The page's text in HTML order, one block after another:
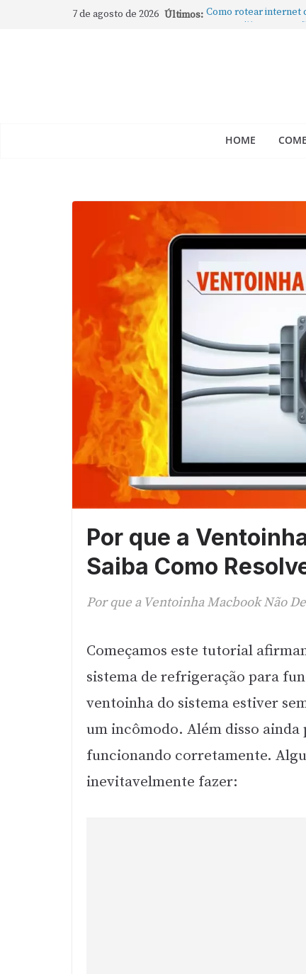
7 de agosto de 2026 Últimos: Como rotear internet
Como Usar os
Como fechar
Como gravar tela do
HOME
Por que a
Saiba Como
Por que a Ventoinha Macbook Não
Começamos este tutorial
sistema de refrigeração para
ventoinha do sistema estiver
um incômodo. Além disso ainda
funcionando corretamente.
inevitavelmente fazer: